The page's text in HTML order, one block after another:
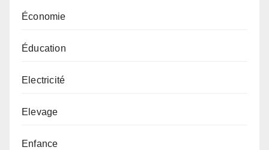
Économie
Éducation
Electricité
Elevage
Enfance